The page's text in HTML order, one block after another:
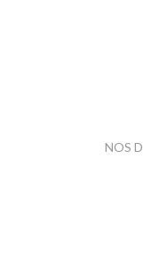
NOS